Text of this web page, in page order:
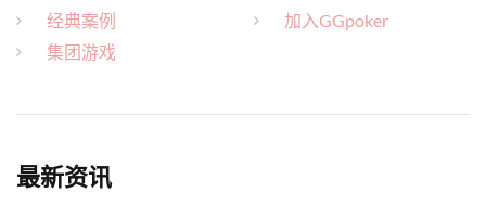
经典案例
集团游戏
加入GGpoker
最新资讯